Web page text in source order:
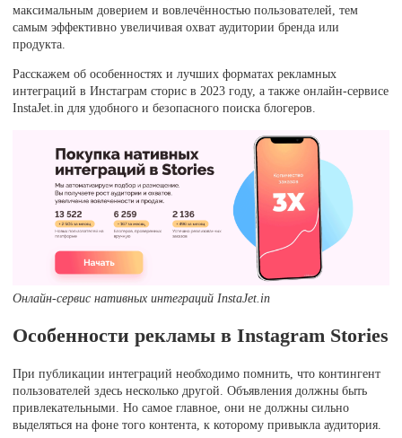
максимальным доверием и вовлечённостью пользователей, тем
самым эффективно увеличивая охват аудитории бренда или
продукта.
Расскажем об особенностях и лучших форматах рекламных
интеграций в Инстаграм сторис в 2023 году, а также онлайн-сервисе
InstaJet.in для удобного и безопасного поиска блогеров.
Онлайн-сервис нативных интеграций InstaJet.in
Особенности рекламы в Instagram Stories
При публикации интеграций необходимо помнить, что контингент
пользователей здесь несколько другой. Объявления должны быть
привлекательными. Но самое главное, они не должны сильно
выделяться на фоне того контента, к которому привыкла аудитория.